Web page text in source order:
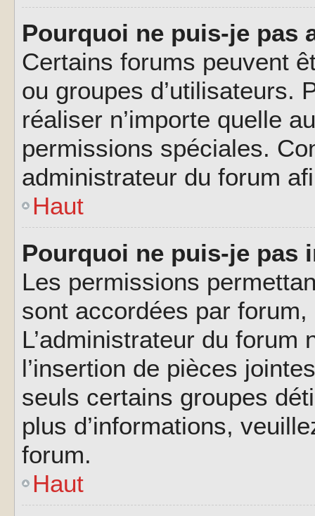
Pourquoi ne puis-je pas
Certains forums peuvent
ou groupes d’utilisateurs.
réaliser n’importe quelle
permissions spéciales.
administrateur du forum
Haut
Pourquoi ne puis-je pas
Les permissions
sont accordées par
L’administrateur du forum
l’insertion de pièces
seuls certains groupes
plus d’informations,
forum.
Haut